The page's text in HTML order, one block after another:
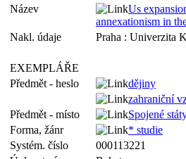
Název
Us
annexationism in
Nakl. údaje
Praha : Univerzita
EXEMPLÁŘE
Předmět - heslo
dějiny
zahraniční
Předmět - místo
Spojené
Forma, žánr
* studie
Systém. číslo
000113221